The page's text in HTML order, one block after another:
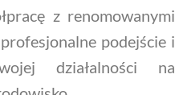
z renomowanymi
podejście i
działalności na